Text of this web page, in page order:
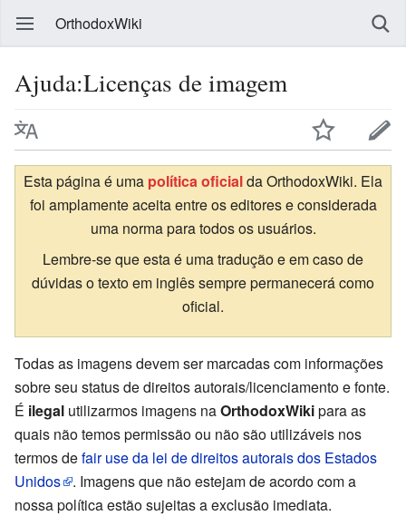
OrthodoxWiki
Ajuda:Licenças de imagem
Esta página é uma política oficialda OrthodoxWiki. Ela
foi amplamente aceita entre os editores e considerada
uma norma para todos os usuários.
Lembre-se que esta é uma tradução e em caso de
dúvidas o texto em inglês sempre permanecerá como
oficial.
Todas as imagens devem ser marcadas com informações
sobre seu status de direitos autorais/licenciamento e fonte.
É ilegal utilizarmos imagens naOrthodoxWikipara as
quais não temos permissão ou não são utilizáveis nos
termos defair use da lei de direitos autorais dos Estados
Unidos
. Imagens que não estejam de acordo com a
nossa política estão sujeitas a exclusão imediata.